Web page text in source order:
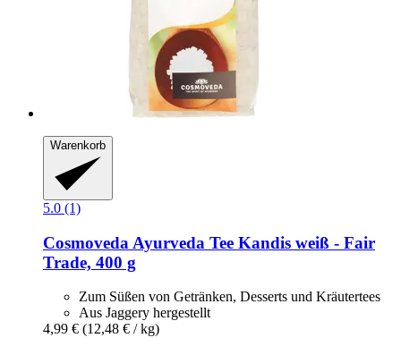
Warenkorb
5.0 (1)
Cosmoveda Ayurveda Tee Kandis weiß -​ Fair
Trade, 400 g
Zum Süßen von Getränken, Desserts und Kräutertees
Aus Jaggery hergestellt
4,99 € (12,48 € / kg)